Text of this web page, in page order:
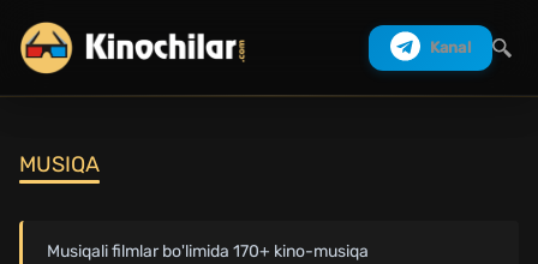
Kanal
MUSIQA
Musiqali filmlar bo'limida 170+ kino-musiqa